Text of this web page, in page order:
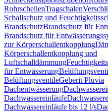
RohrschellenTragschalen
Schallschutz und
BrandschutzBrandschutz für
Brandschutz für
zur Körperschallentkopplung
Körperschallentkopplung und
Luftschalldämmung
für Entwässerung
BelüftungsventileGeberit Pluvia
Dachentwässerung
Dachwassereinläufe
Dachwassereinläufe bis 12 l/s